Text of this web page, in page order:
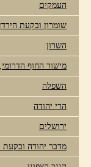
העמקים
שומרון ובקעת
השרון
מישור החוף
השפלה
הרי יהודה
ירושלים
מדבר יהודה ובקעת